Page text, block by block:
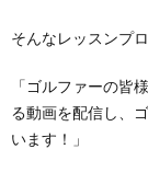
そんなレッスンプ
「ゴルファーの皆
る動画を配信し、
います！」